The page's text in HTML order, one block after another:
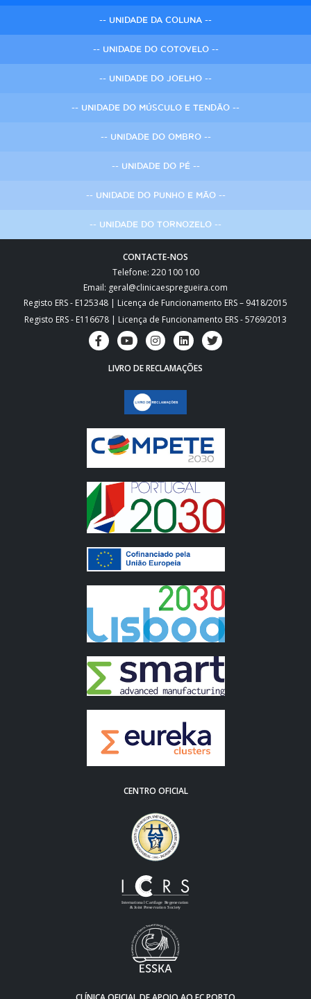
-- UNIDADE DA COLUNA --
-- UNIDADE DO COTOVELO --
-- UNIDADE DO JOELHO --
-- UNIDADE DO MÚSCULO E TENDÃO --
-- UNIDADE DO OMBRO --
-- UNIDADE DO PÉ --
-- UNIDADE DO PUNHO E MÃO --
-- UNIDADE DO TORNOZELO --
CONTACTE-NOS
Telefone: 220 100 100
Email: geral@clinicaespregueira.com
Registo ERS - E125348 | Licença de Funcionamento ERS – 9418/2015
Registo ERS - E116678 | Licença de Funcionamento ERS - 5769/2013
LIVRO DE RECLAMAÇÕES
CENTRO OFICIAL